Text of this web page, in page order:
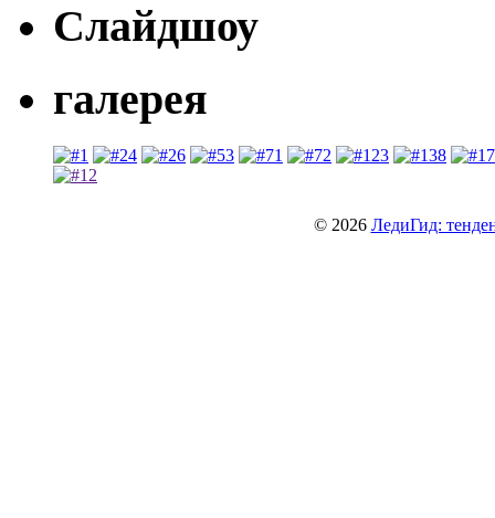
Слайдшоу
галерея
© 2026 ЛедиГид: